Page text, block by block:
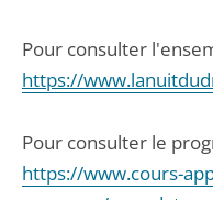
Pour consulter
https://
Pour consulter le
https://www.cours-